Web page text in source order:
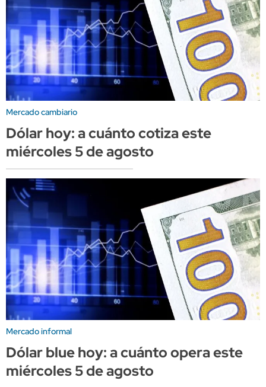
Mercado cambiario
Dólar hoy: a cuánto cotiza este
miércoles 5 de agosto
Mercado informal
Dólar blue hoy: a cuánto opera este
miércoles 5 de agosto